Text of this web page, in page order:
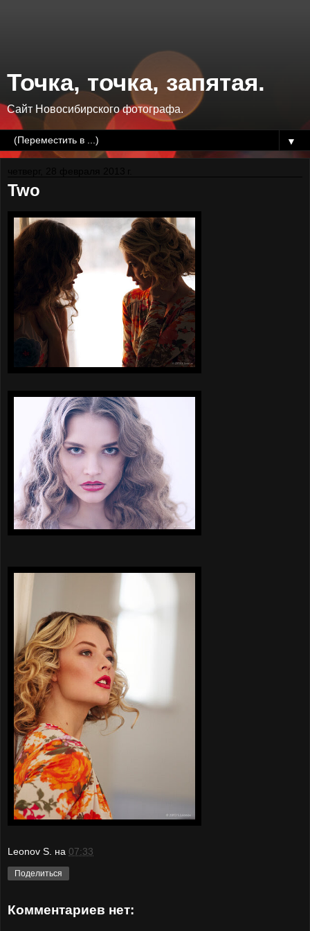
Точка, точка, запятая.
Сайт Новосибирского фотографа.
▼
Two
Leonov S. на 07:33
Поделиться
Комментариев нет: